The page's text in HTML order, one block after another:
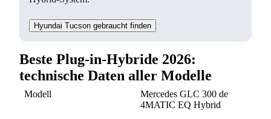
Hyundai Tucson gebraucht finden
Beste Plug-in-Hybride 2026:
technische Daten aller Modelle
Modell
Mercedes GLC 300 de
4MATIC EQ Hybrid